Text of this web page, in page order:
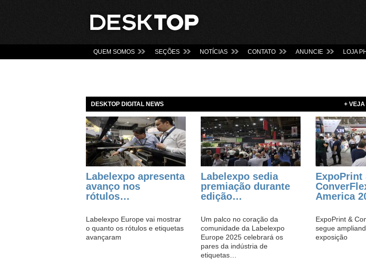
QUEM SOMOS SEÇÕES NOTÍCIAS CONTATO ANUNCIE LOJA
DESKTOP DIGITAL NEWS + VEJA
Labelexpo apresenta
avanço nos
rótulos…
Labelexpo Europe vai mostrar
o quanto os rótulos e etiquetas
avançaram
Labelexpo sedia
premiação durante
edição…
Um palco no coração da
comunidade da Labelexpo
Europe 2025 celebrará os
pares da indústria de
etiquetas…
ExpoPrint
America
ExpoPrint &
segue
exposição